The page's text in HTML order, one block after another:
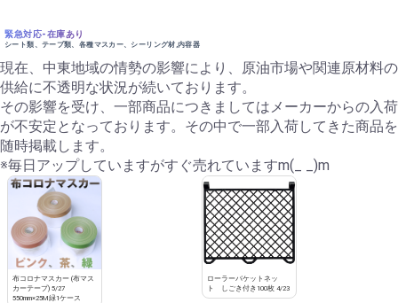
緊急対応-在庫あり
シート類、テープ類、各種マスカー、シーリング材,内容器
現在、中東地域の情勢の影響により、原油市場や関連原材料の
供給に不透明な状況が続いております。
その影響を受け、一部商品につきましてはメーカーからの入荷
が不安定となっております。その中で一部入荷してきた商品を
随時掲載します。
※毎日アップしていますがすぐ売れていますm(_ _)m
布コロナマスカー (布マス
カーテープ) 5/27
550mm×25M緑1ケース
ローラーバケットネッ
ト しごき付き100枚 4/23